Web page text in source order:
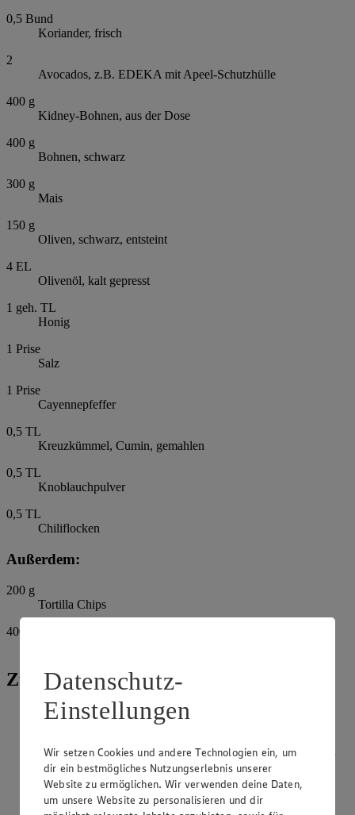
0,5 Bund
Koriander, frisch
2
Avocados, z.B. EDEKA mit Apeel-Schutzhülle
400 g
Kidney-Bohnen, aus der Dose
400 g
Bohnen, schwarz
300 g
Mais
150 g
Oliven, schwarz, entsteint
4 EL
Olivenöl, kalt gepresst
1 geh. TL
Honig
1 Prise
Salz
1 Prise
Cayennepfeffer
0,5 TL
Kreuzkümmel, Cumin, gemahlen
0,5 TL
Knoblauchpulver
0,5 TL
Chiliflocken
Außerdem:
200 g
Tortilla Chips
400
Zubereitung
Zwiebel pellen und fein würfeln. Tomaten waschen, Strunk
entfernen und würfeln. Paprika waschen, Stiel und
halbieren und den Saft auspressen. Petersilie und Koriander
waschen, trocken schütteln und fein hacken. Avocados
halbieren, Stein entfernen und das Fruchtfleisch in Würfel
schneiden.
Datenschutz-
Einstellungen
Wir setzen Cookies und andere Technologien ein, um
dir ein bestmögliches Nutzungserlebnis unserer
Website zu ermöglichen. Wir verwenden deine Daten,
um unsere Website zu personalisieren und dir